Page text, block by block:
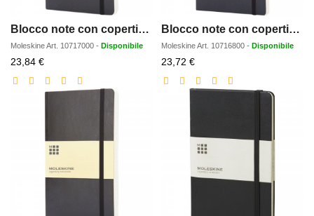
Blocco note con copertina morbida - a quadretti Moleskine Classic L
MoleskineArt. 10717000 - Disponibile
23,84 €Prezzo
scontato
Blocco note con copertina morbida - pagine bianche Moleskine Classic L
MoleskineArt. 10716800 - Disponibile
23,72 €Prezzo
scontato